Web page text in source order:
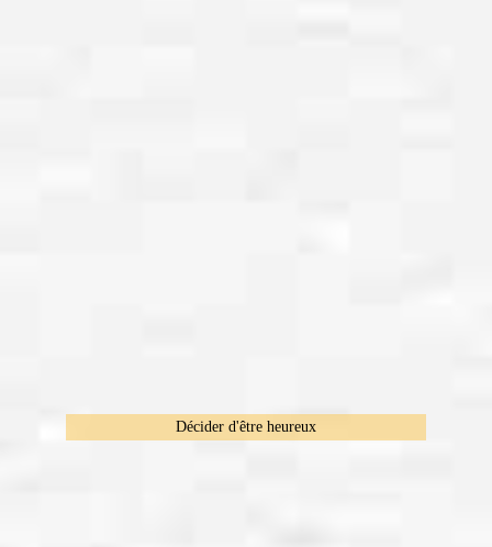
Décider d'être heureux